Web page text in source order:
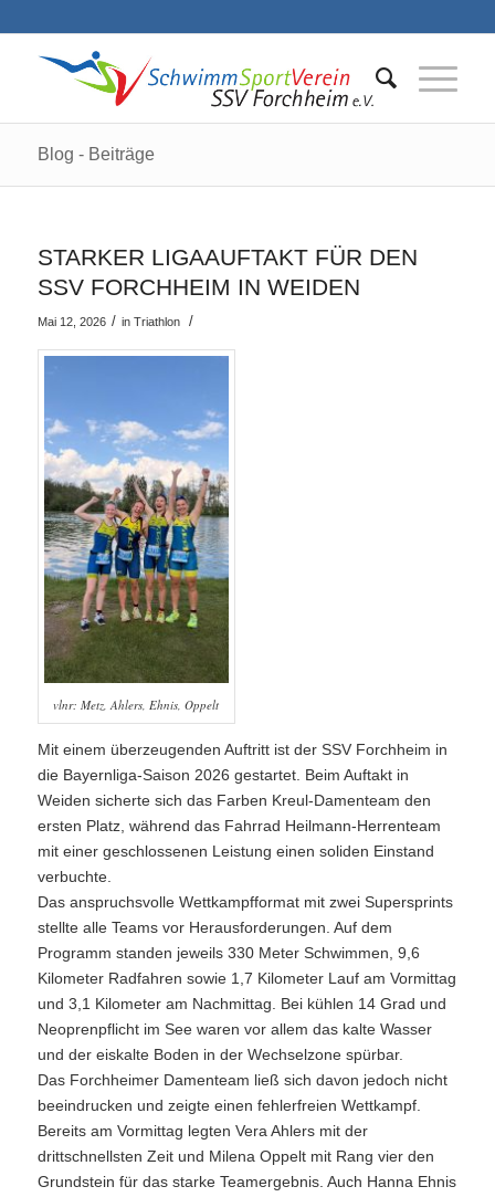
Blog - Beiträge
STARKER LIGAAUFTAKT FÜR DEN
SSV FORCHHEIM IN WEIDEN
Mai 12, 2026 / in Triathlon /
vlnr: Metz, Ahlers, Ehnis, Oppelt
Mit einem überzeugenden Auftritt ist der SSV Forchheim in
die Bayernliga-Saison 2026 gestartet. Beim Auftakt in
Weiden sicherte sich das Farben Kreul-Damenteam den
ersten Platz, während das Fahrrad Heilmann-Herrenteam
mit einer geschlossenen Leistung einen soliden Einstand
verbuchte.
Das anspruchsvolle Wettkampfformat mit zwei Supersprints
stellte alle Teams vor Herausforderungen. Auf dem
Programm standen jeweils 330 Meter Schwimmen, 9,6
Kilometer Radfahren sowie 1,7 Kilometer Lauf am Vormittag
und 3,1 Kilometer am Nachmittag. Bei kühlen 14 Grad und
Neoprenpflicht im See waren vor allem das kalte Wasser
und der eiskalte Boden in der Wechselzone spürbar.
Das Forchheimer Damenteam ließ sich davon jedoch nicht
beeindrucken und zeigte einen fehlerfreien Wettkampf.
Bereits am Vormittag legten Vera Ahlers mit der
drittschnellsten Zeit und Milena Oppelt mit Rang vier den
Grundstein für das starke Teamergebnis. Auch Hanna Ehnis